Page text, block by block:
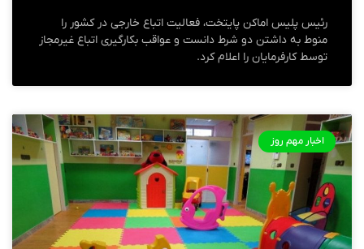
رئیس پلیس اماکن پایتخت، فعالیت اتباع خارجی در کشور را
منوط به داشتن دو شرط دانست و عواقب بکارگیری اتباع غیرمجاز
توسط کارفرمایان را اعلام کرد.
اخبار مهم روز